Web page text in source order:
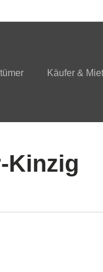
Käufer &
Kinzig